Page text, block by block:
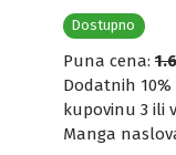
Dostupno
Puna cena:
Dodatnih
kupovinu 3 ili
Manga